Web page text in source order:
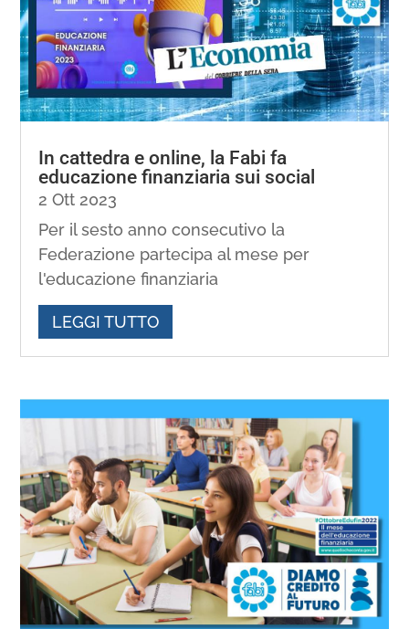
In cattedra e online, la Fabi fa
educazione finanziaria sui social
2 Ott 2023
Per il sesto anno consecutivo la
Federazione partecipa al mese per
l'educazione finanziaria
LEGGI TUTTO